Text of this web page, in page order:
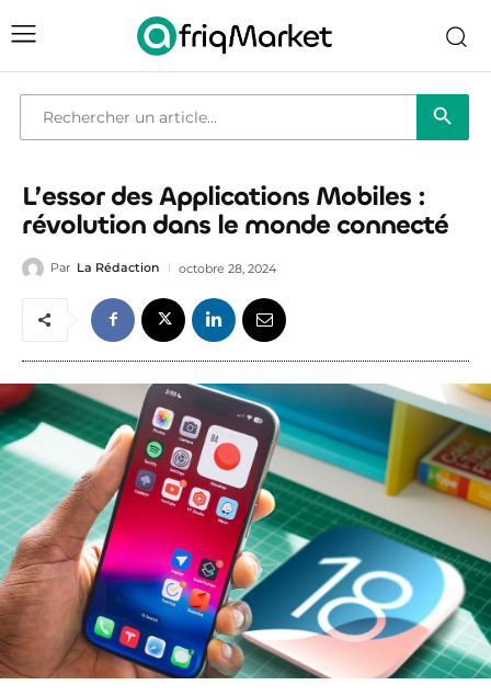
Recherche
:
Bouton de
L’essor des Applications Mobiles :
révolution dans le monde connecté
Par La Rédaction octobre 28, 2024